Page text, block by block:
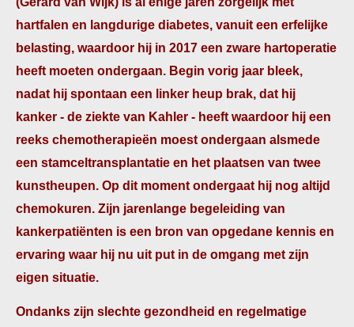
hartfalen en langdurige diabetes, vanuit een erfelijke
belasting, waardoor hij in 2017 een zware hartoperatie
heeft moeten ondergaan. Begin vorig jaar bleek,
nadat hij spontaan een linker heup brak, dat hij
kanker - de ziekte van Kahler - heeft waardoor hij een
reeks chemotherapieën moest ondergaan alsmede
een stamceltransplantatie en het plaatsen van twee
kunstheupen. Op dit moment ondergaat hij nog altijd
chemokuren. Zijn jarenlange begeleiding van
kankerpatiënten is een bron van opgedane kennis en
ervaring waar hij nu uit put in de omgang met zijn
eigen situatie.
Ondanks zijn slechte gezondheid en regelmatige